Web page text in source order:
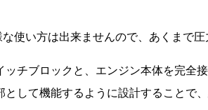
使い方は出来ませんので、あくまで
チブロックと、エンジン本体を完全
して機能するように設計することで